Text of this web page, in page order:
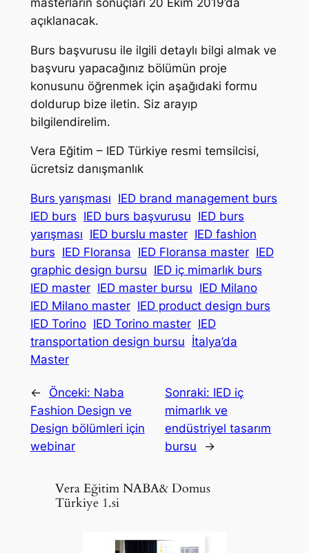
açıklanacak.
Burs başvurusu ile ilgili detaylı bilgi almak ve
başvuru yapacağınız bölümün proje
konusunu öğrenmek için aşağıdaki formu
doldurup bize iletin. Siz arayıp
bilgilendirelim.
Vera Eğitim – IED Türkiye resmi temsilcisi,
ücretsiz danışmanlık
Burs yarışması IED brand management burs
IED burs IED burs başvurusu IED burs
yarışması IED burslu master IED fashion
burs IED Floransa IED Floransa master IED
graphic design bursu IED iç mimarlık burs
IED master IED master bursu IED Milano
IED Milano master IED product design burs
IED Torino IED Torino master IED
transportation design bursu İtalya’da
Master
← Önceki: Naba
Fashion Design ve
Design bölümleri için
webinar
Sonraki: IED iç
mimarlık ve
endüstriyel tasarım
bursu
→
Vera Eğitim NABA& Domus
Türkiye 1.si